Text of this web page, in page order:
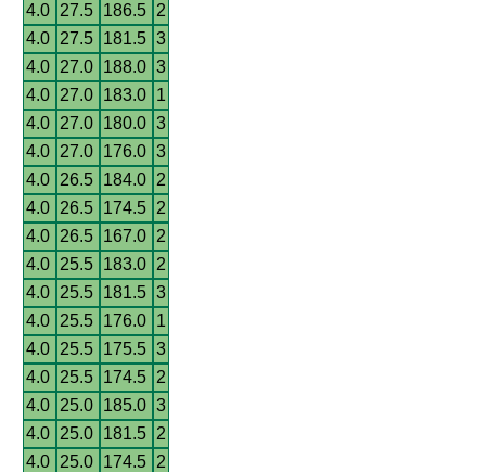
4.0
27.5 186.5
2
4.0
27.5 181.5 3
4.0
27.0 188.0 3
4.0
27.0 183.0
1
4.0
27.0 180.0 3
4.0
27.0 176.0 3
4.0
26.5 184.0
2
4.0
26.5 174.5
2
4.0
26.5 167.0
2
4.0
25.5 183.0
2
4.0
25.5 181.5 3
4.0
25.5 176.0
1
4.0
25.5 175.5 3
4.0
25.5 174.5
2
4.0
25.0 185.0 3
4.0
25.0 181.5
2
4.0
25.0 174.5
2